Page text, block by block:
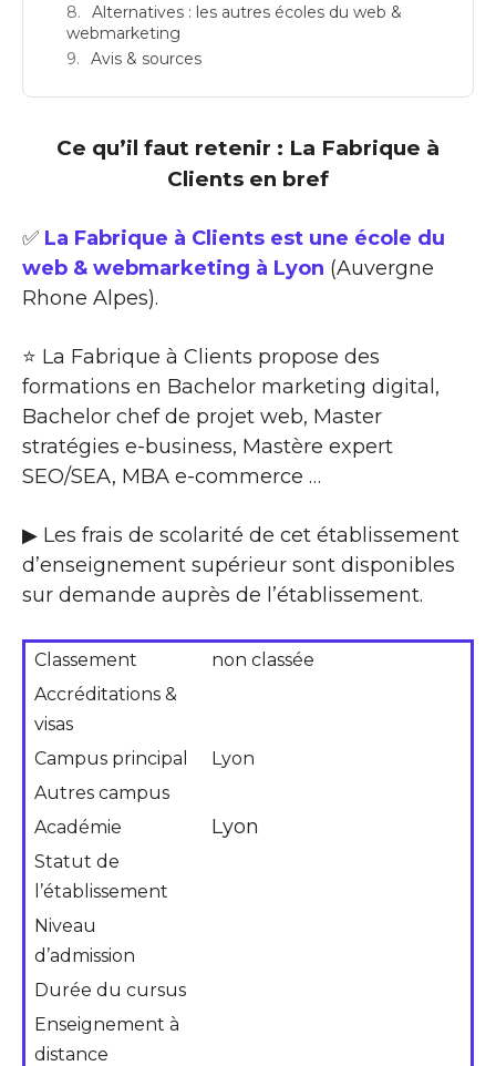
Alternatives : les autres écoles du web &
webmarketing
Avis & sources
Ce qu’il faut retenir : La Fabrique à
Clients en bref
✅ La Fabrique à Clients est une école du
web & webmarketing à Lyon (Auvergne
Rhone Alpes).
⭐ La Fabrique à Clients propose des
formations en Bachelor marketing digital,
Bachelor chef de projet web, Master
stratégies e-business, Mastère expert
SEO/SEA, MBA e-commerce …
▶ Les frais de scolarité de cet établissement
d’enseignement supérieur sont disponibles
sur demande auprès de l’établissement.
Classement
non classée
Accréditations &
visas
Campus principal
Lyon
Autres campus
Académie
Lyon
Statut de
l’établissement
Niveau
d’admission
Durée du cursus
Enseignement à
distance